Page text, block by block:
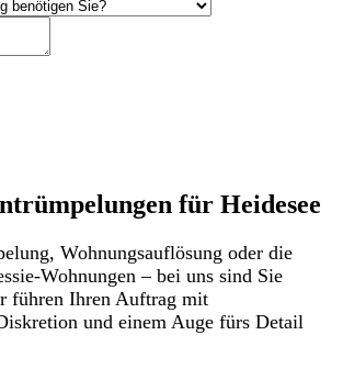
für Heidesee
Wohnungsauflösung oder die
Wohnungen – bei uns sind Sie
führen Ihren Auftrag mit
und einem Auge fürs Detail